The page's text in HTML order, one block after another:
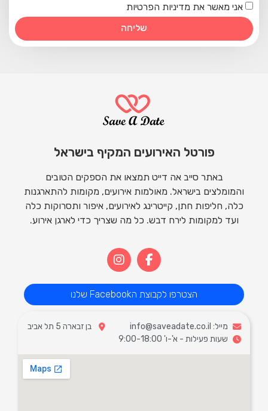
אני מאשר את מדיניות הפרטיות
שליחה
פורטל האירועים המקיף בישראל
באתר סייב אה דייט תמצאו את הספקים הטובים
והמומלצים בישראל. מאולמות אירועים, מקומות להתארגנות
כלה, חליפות חתן, קייטרינג לאירועים, איפור ותסרוקות כלה
ועד למקומות לירח דבש. כל מה שצריך כדי לארגן אירוע.
הצטרפו לקבוצת הFacebook שלנו
מייל: info@saveadate.co.il
בן זבארה 5 תל אביב
שעות פעילות - א'-ו' 9:00-18:00